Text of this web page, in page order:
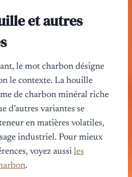
et autres
le mot charbon désigne
le contexte. La houille
de charbon minéral riche
d’autres variantes se
en matières volatiles,
industriel. Pour mieux
voyez aussi les
.